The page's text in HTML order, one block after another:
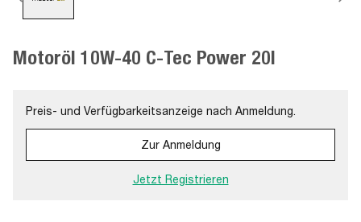
Motoröl 10W-40 C-Tec Power 20l
Preis- und Verfügbarkeitsanzeige nach Anmeldung.
Zur Anmeldung
Jetzt Registrieren